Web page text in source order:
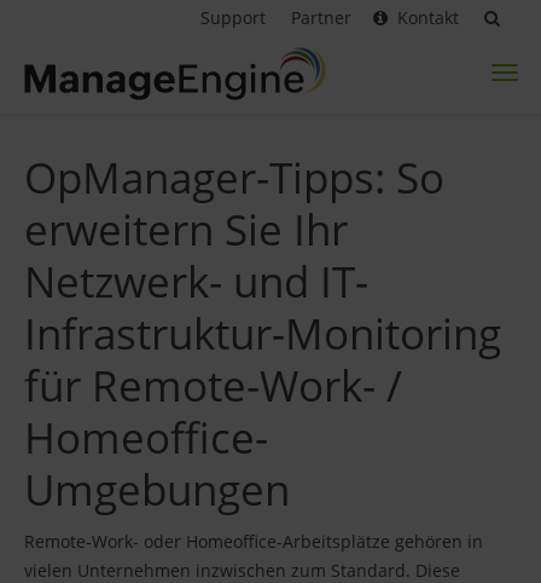
Support Partner Kontakt
OpManager-Tipps: So
erweitern Sie Ihr
Netzwerk- und IT-
Infrastruktur-Monitoring
für Remote-Work- /
Homeoffice-
Umgebungen
Remote-Work- oder Homeoffice-Arbeitsplätze gehören in
vielen Unternehmen inzwischen zum Standard. Diese